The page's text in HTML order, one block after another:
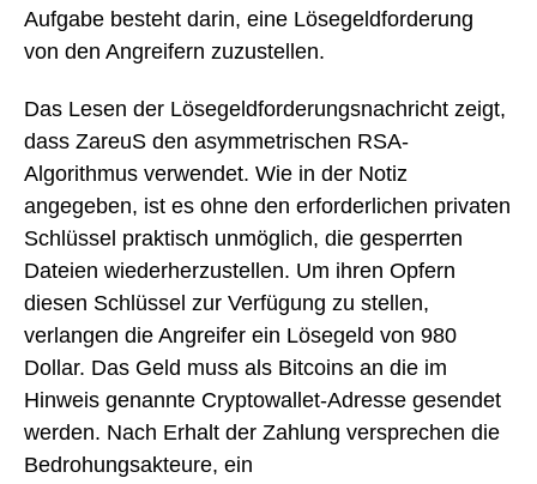
Aufgabe besteht darin, eine Lösegeldforderung
von den Angreifern zuzustellen.
Das Lesen der Lösegeldforderungsnachricht zeigt,
dass ZareuS den asymmetrischen RSA-
Algorithmus verwendet. Wie in der Notiz
angegeben, ist es ohne den erforderlichen privaten
Schlüssel praktisch unmöglich, die gesperrten
Dateien wiederherzustellen. Um ihren Opfern
diesen Schlüssel zur Verfügung zu stellen,
verlangen die Angreifer ein Lösegeld von 980
Dollar. Das Geld muss als Bitcoins an die im
Hinweis genannte Cryptowallet-Adresse gesendet
werden. Nach Erhalt der Zahlung versprechen die
Bedrohungsakteure, ein